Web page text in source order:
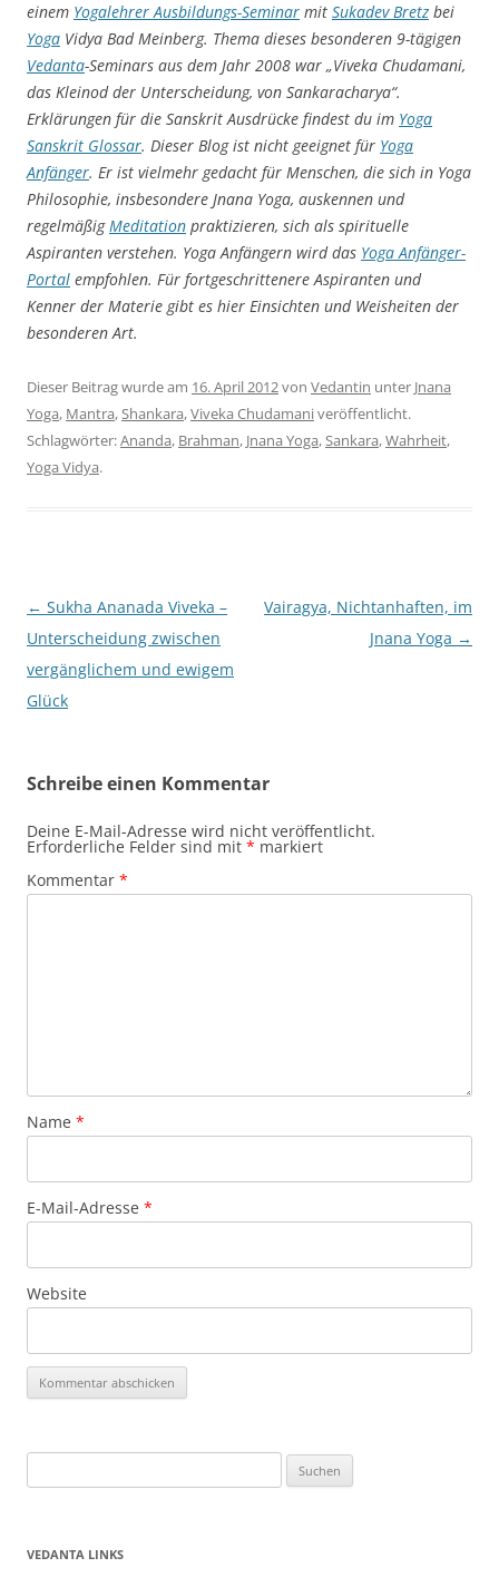
einem Yogalehrer Ausbildungs-Seminar mit Sukadev Bretz bei
Yoga Vidya Bad Meinberg. Thema dieses besonderen 9-tägigen
Vedanta-Seminars aus dem Jahr 2008 war „Viveka Chudamani,
das Kleinod der Unterscheidung, von Sankaracharya“.
Erklärungen für die Sanskrit Ausdrücke findest du im Yoga
Sanskrit Glossar. Dieser Blog ist nicht geeignet für Yoga
Anfänger. Er ist vielmehr gedacht für Menschen, die sich in Yoga
Philosophie, insbesondere Jnana Yoga, auskennen und
regelmäßigMeditation praktizieren, sich als spirituelle
Aspiranten verstehen. Yoga Anfängern wird das YogaAnfänger-
Portal empfohlen. Für fortgeschrittenere Aspiranten und
Kenner der Materie gibt es hier Einsichten und Weisheiten der
besonderen Art.
Dieser Beitrag wurde am 16. April 2012von Vedantin unter Jnana
Yoga, Mantra,Shankara,Viveka Chudamaniveröffentlicht.
Schlagwörter:Ananda, Brahman, Jnana Yoga,Sankara,Wahrheit,
Yoga Vidya.
Beitragsnavigation
← Sukha Ananada Viveka –
Unterscheidung zwischen
vergänglichem und ewigem
Glück
Vairagya, Nichtanhaften, im
Jnana Yoga →
Schreibe einen Kommentar
Deine E-Mail-Adresse wird nicht veröffentlicht.
Erforderliche Felder sind mit * markiert
Kommentar *
Name *
E-Mail-Adresse *
Website
nach:
VEDANTA LINKS